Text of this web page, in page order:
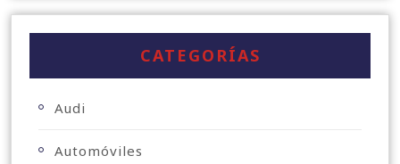
CATEGORÍAS
Audi
Automóviles